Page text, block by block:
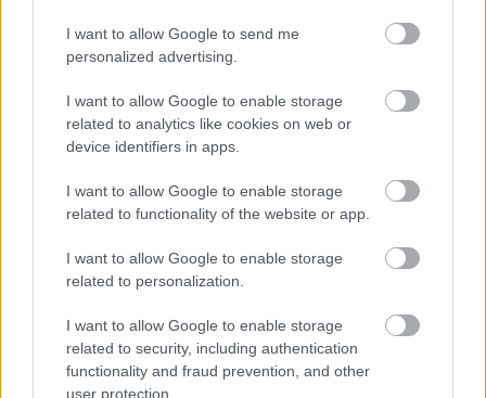
I want to allow Google to send me
personalized advertising.
I want to allow Google to enable storage
related to analytics like cookies on web or
device identifiers in apps.
I want to allow Google to enable storage
related to functionality of the website or app.
I want to allow Google to enable storage
related to personalization.
I want to allow Google to enable storage
related to security, including authentication
functionality and fraud prevention, and other
user protection.
Szólj hozzá!
A hozzászóláshoz be kell lépned!
VAGY